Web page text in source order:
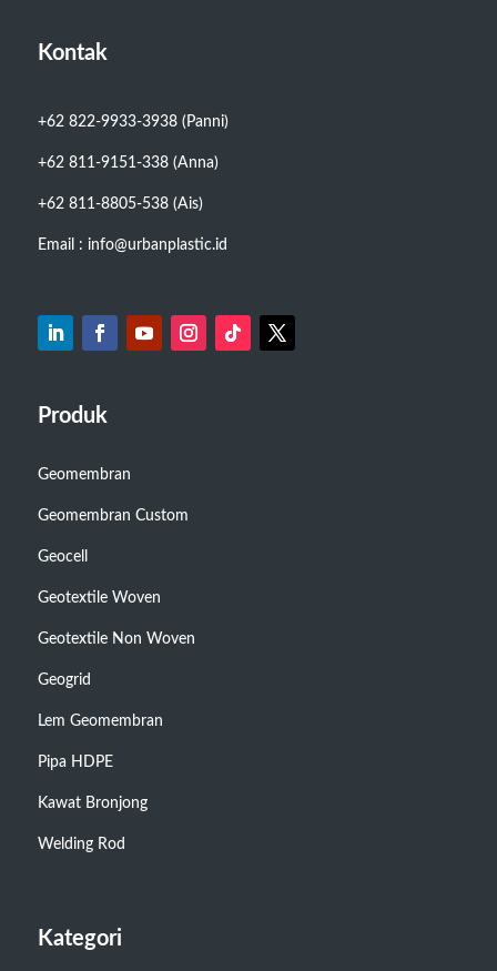
Kontak
+62 822-9933-3938 (Panni)
+62 811-9151-338 (Anna)
+62 811-8805-538 (Ais)
Email : info@urbanplastic.id
Produk
Geomembran
Geomembran Custom
Geocell
Geotextile Woven
Geotextile Non Woven
Geogrid
Lem Geomembran
Pipa HDPE
Kawat Bronjong
Welding Rod
Kategori